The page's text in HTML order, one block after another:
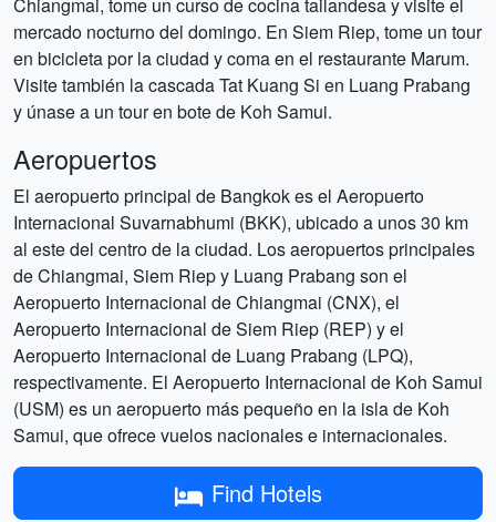
mercado nocturno del domingo. En Siem Riep, tome un tour
en bicicleta por la ciudad y coma en el restaurante Marum.
Visite también la cascada Tat Kuang Si en Luang Prabang
y únase a un tour en bote de Koh Samui.
Aeropuertos
El aeropuerto principal de Bangkok es el Aeropuerto
Internacional Suvarnabhumi (BKK), ubicado a unos 30 km
al este del centro de la ciudad. Los aeropuertos principales
de Chiangmai, Siem Riep y Luang Prabang son el
Aeropuerto Internacional de Chiangmai (CNX), el
Aeropuerto Internacional de Siem Riep (REP) y el
Aeropuerto Internacional de Luang Prabang (LPQ),
respectivamente. El Aeropuerto Internacional de Koh Samui
(USM) es un aeropuerto más pequeño en la isla de Koh
Samui, que ofrece vuelos nacionales e internacionales.
Find Hotels